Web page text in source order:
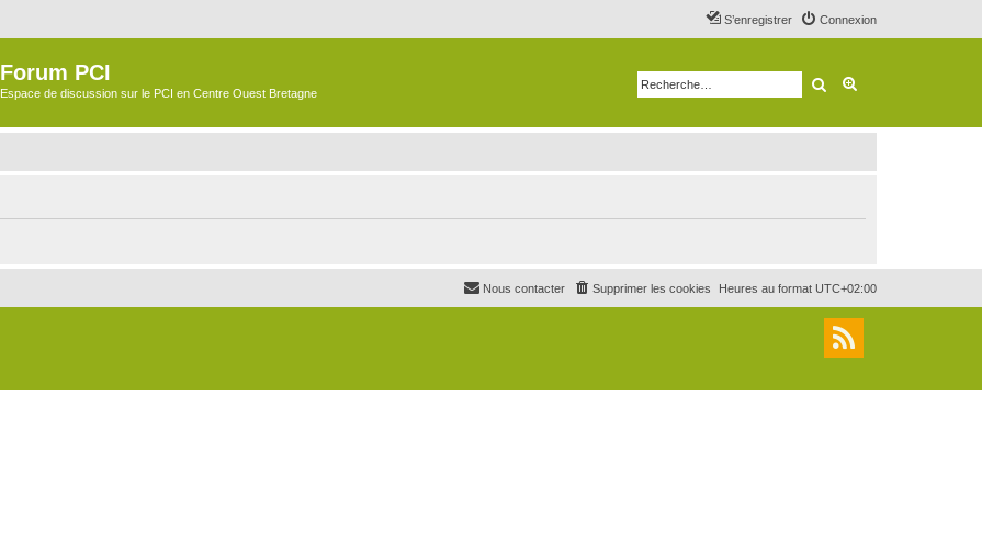
Connexion
S’enregistrer
Forum PCI
Espace de discussion sur le PCI en Centre Ouest Bretagne Rechercher
Heures au format UTC+02:00
Supprimer les cookies
Nous contacter